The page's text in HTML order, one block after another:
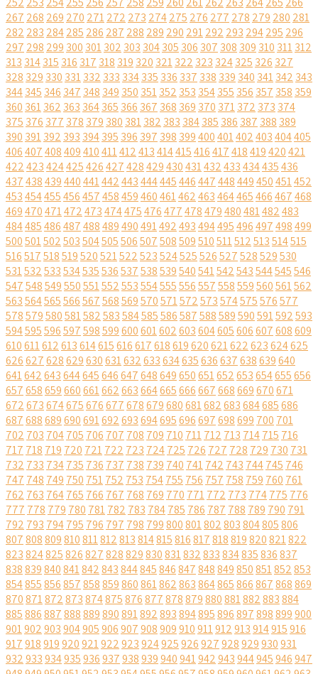
267 268 269 270 271272 273 274275 276 277 278 279 280 281
282 283 284285 286 287 288 289 290 291292 293 294295 296
297 298 299 300 301302 303 304305 306 307 308 309 310 311312
313 314315 316 317 318 319 320 321322 323 324325 326 327
328 329 330 331332 333 334335 336 337 338 339 340 341342 343
344345 346 347 348 349 350 351352 353 354355 356 357 358 359
360 361362 363 364365 366 367 368 369 370 371372 373 374
375 376 377 378 379 380 381382 383 384385 386 387 388 389
390 391392 393 394395 396 397 398 399400401402403404405
406407408409410411412413414415416417418419420421
422423424425426427428429430431432433434435436
437438439440441442443444445446447448449450451452
453454455456457458459460461462463464465466467468
469470471472473474475476477478479480481482483
484485486487488489490491492493494495496497498499
500501502503504505506507508509510511512513514515
516517518519520521522523524525526527528529530
531532533534535536537538539540541542543544545546
547548549550551552553554555556557558559560561562
563564565566567568569570571572573574575576577
578579580581582583584585586587588589590591592593
594595596597598599600601602603604605606607608609
610611612613614615616617618619620621622623624625
626627628629630631632633634635636637638639640
641642643644645646647648649650651652653654655656
657658659660661662663664665666667668669670671
672673674675676677678679680681682683684685686
687688689690691692693694695696697698699 700 701
702 703 704705 706 707 708 709 710 711712 713 714715 716
717 718 719 720 721722 723 724725 726 727 728 729 730 731
732 733 734735 736 737 738 739 740 741742 743 744745 746
747 748 749 750 751752 753 754755 756 757 758 759 760 761
762 763 764765 766 767 768 769 770 771772 773 774775 776
777 778 779 780 781782 783 784785 786 787 788 789 790 791
792 793 794795 796 797 798 799800801802803804805806
807808809810811812813814815816817818819820821822
823824825826827828829830831832833834835836837
838839840841842843844845846847848849850851852853
854855856857858859860861862863864865866867868869
870871872873874875876877878879880881882883884
885886887888889890891892893894895896897898899900
901902903904905906907908909910911912913914915916
917918919920921922923924925926927928929930931
932933934935936937938939940941942943944945946947